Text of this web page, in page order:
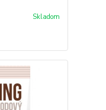
Skladom